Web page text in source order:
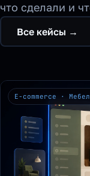
что сделали и
Все кейсы →
E-commerce ·